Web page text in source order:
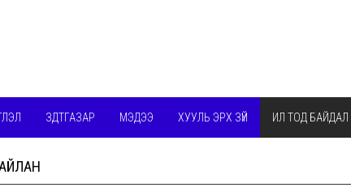
ЗДТГАЗАР МЭДЭЭ ХУУЛЬ ЭРХ ЗҮЙ ИЛ ТОД БАЙДАЛ